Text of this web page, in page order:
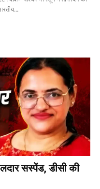
सस्पेंड, डीसी की